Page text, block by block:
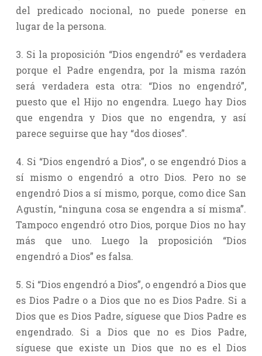
del predicado nocional, no puede ponerse en
lugar de la persona.
3. Si la proposición “Dios engendró” es verdadera
porque el Padre engendra, por la misma razón
será verdadera esta otra: “Dios no engendró”,
puesto que el Hijo no engendra. Luego hay Dios
que engendra y Dios que no engendra, y así
parece seguirse que hay “dos dioses”.
4. Si “Dios engendró a Dios”, o se engendró Dios a
sí mismo o engendró a otro Dios. Pero no se
engendró Dios a sí mismo, porque, como dice San
Agustín, “ninguna cosa se engendra a sí misma”.
Tampoco engendró otro Dios, porque Dios no hay
más que uno. Luego la proposición “Dios
engendró a Dios” es falsa.
5. Si “Dios engendró a Dios”, o engendró a Dios que
es Dios Padre o a Dios que no es Dios Padre. Si a
Dios que es Dios Padre, síguese que Dios Padre es
engendrado. Si a Dios que no es Dios Padre,
síguese que existe un Dios que no es el Dios